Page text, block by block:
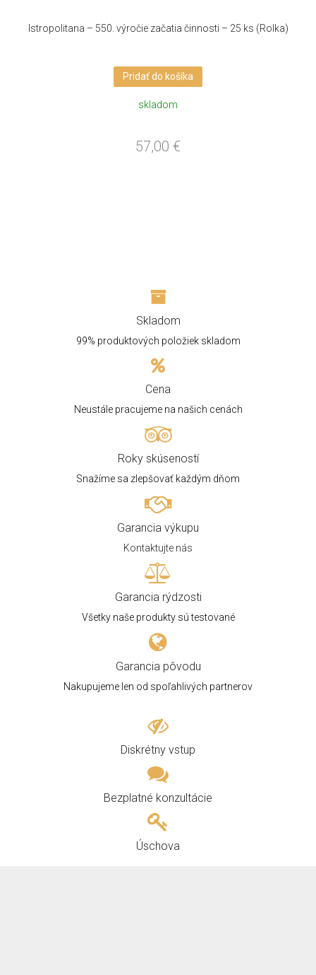
Istropolitana – 550. výročie začatia činnosti – 25 ks (Rolka)
Pridať do košíka
skladom
57,00 €
Skladom
99% produktových položiek skladom
Cena
Neustále pracujeme na našich cenách
Roky skúseností
Snažíme sa zlepšovať každým dňom
Garancia výkupu
Kontaktujte nás
Garancia rýdzosti
Všetky naše produkty sú testované
Garancia pôvodu
Nakupujeme len od spoľahlivých partnerov
Diskrétny vstup
Bezplatné konzultácie
Úschova